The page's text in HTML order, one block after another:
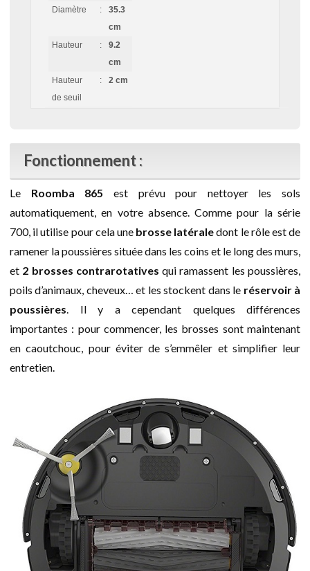
Diamètre :
35.3
cm
Hauteur
:
9.2
cm
Hauteur
de seuil
: 2 cm
Fonctionnement :
Le Roomba 865 est prévu pour nettoyer les sols
automatiquement, en votre absence. Comme pour la série
700, il utilise pour cela une brosse latéraledont le rôle est de
ramener la poussières située dans les coins et le long des murs,
et 2 brosses contrarotatives qui ramassent les poussières,
poils d’animaux, cheveux… et les stockent dans le réservoir à
poussières. Il y a cependant quelques différences
importantes : pour commencer, les brosses sont maintenant
en caoutchouc, pour éviter de s’emmêler et simplifier leur
entretien.